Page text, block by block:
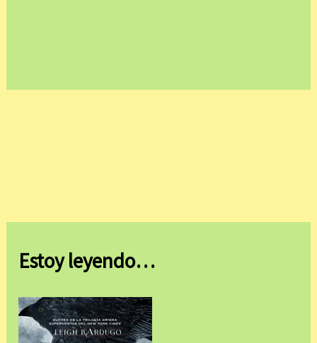
Estoy leyendo…